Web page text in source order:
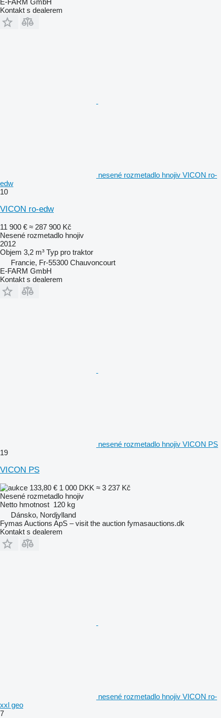
Kontakt s dealerem
nesené rozmetadlo hnojiv VICON ro-
edw
10
VICON ro-edw
11 900 € ≈ 287 900 Kč
Nesené rozmetadlo hnojiv
2012
Objem 3,2 m³ Typ pro traktor
Francie, Fr-55300 Chauvoncourt
E-FARM GmbH
Kontakt s dealerem
nesené rozmetadlo hnojiv VICON PS
19
VICON PS
133,80 € 1 000 DKK ≈ 3 237 Kč
Nesené rozmetadlo hnojiv
Netto hmotnost 120 kg
Dánsko, Nordjylland
Fymas Auctions ApS – visit the auction fymasauctions.dk
Kontakt s dealerem
nesené rozmetadlo hnojiv VICON ro-
xxl geo
7